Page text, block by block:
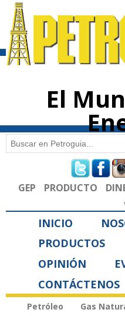
El
Formulario de
Buscar
GEP PRODUCTO
INICIO
PRODUCTOS
OPINIÓN
CONTÁCTENOS
Petróleo Gas